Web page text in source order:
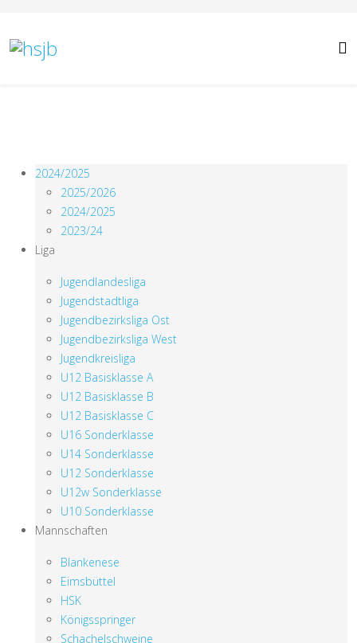
2024/2025
2025/2026
2024/2025
2023/24
Liga
Jugendlandesliga
Jugendstadtliga
Jugendbezirksliga Ost
Jugendbezirksliga West
Jugendkreisliga
U12 Basisklasse A
U12 Basisklasse B
U12 Basisklasse C
U16 Sonderklasse
U14 Sonderklasse
U12 Sonderklasse
U12w Sonderklasse
U10 Sonderklasse
Mannschaften
Blankenese
Eimsbüttel
HSK
Königsspringer
Schachelschweine